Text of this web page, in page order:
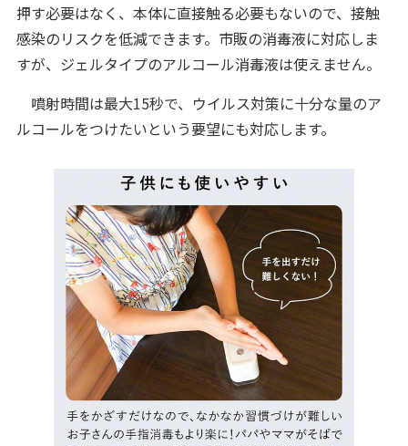
押す必要はなく、本体に直接触る必要もないので、接触
感染のリスクを低減できます。市販の消毒液に対応しま
すが、ジェルタイプのアルコール消毒液は使えません。
噴射時間は最大15秒で、ウイルス対策に十分な量のア
ルコールをつけたいという要望にも対応します。